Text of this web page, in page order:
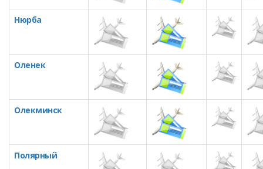
Нюрба
Оленек
Олекминск
Полярный